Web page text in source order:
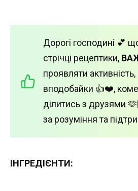
Дорогі господині 💕
стрічці рецептики,
проявляти активність,
вподобайки 👍❤️,
ділитись з друзями
за розуміння та
ІНГРЕДІЄНТИ: